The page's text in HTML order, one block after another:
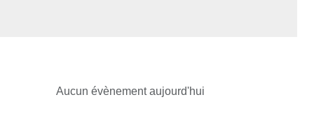
Aucun évènement aujourd'hui